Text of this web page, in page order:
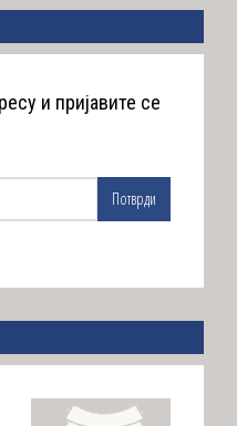
и пријавите се
Потврди